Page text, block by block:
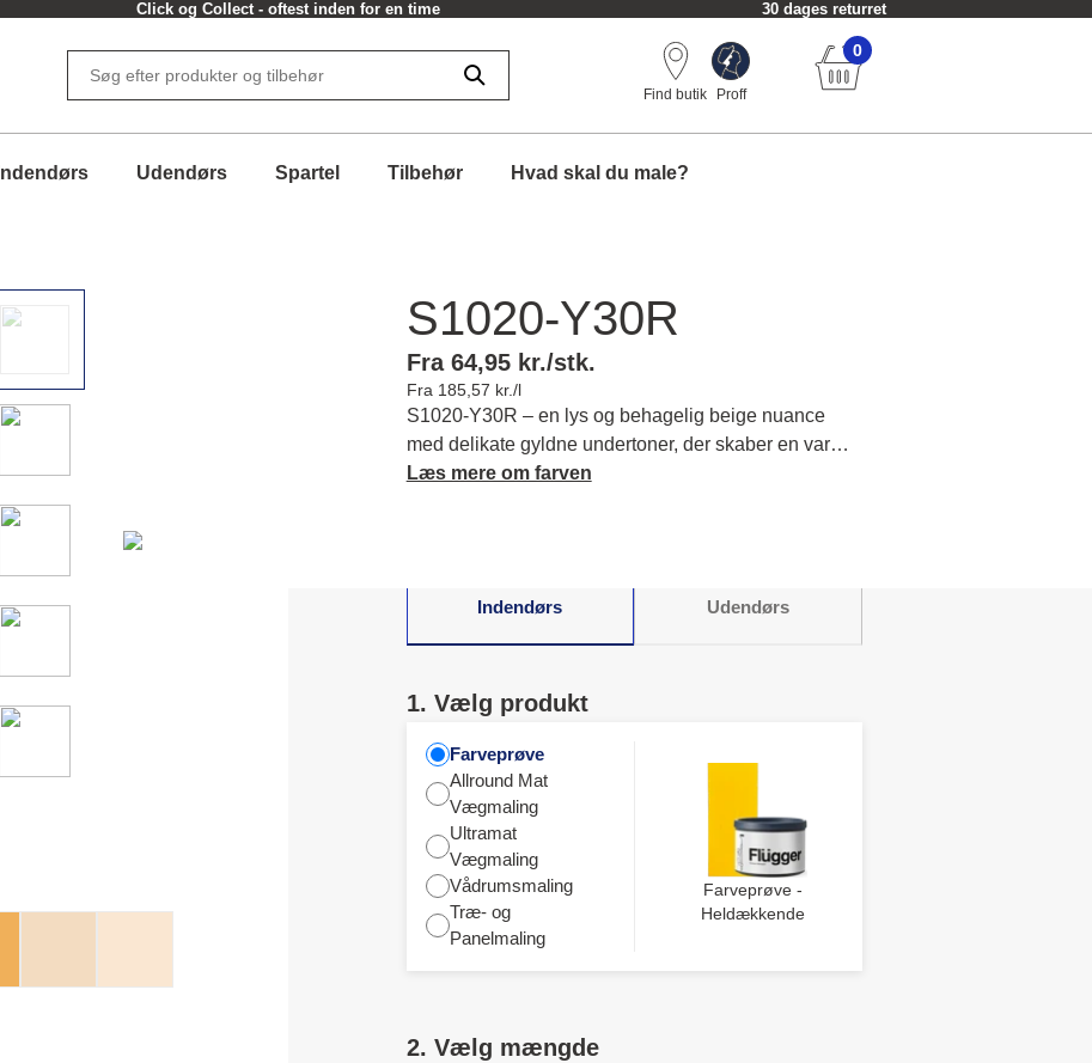
Click og Collect - oftest inden for en time 30 dages returret
Find butik Proff
0
Indendørs Udendørs Spartel Tilbehør Hvad skal du male?
S1020-Y30R
Fra 64,95 kr./stk.
Fra 185,57 kr./l
S1020-Y30R – en lys og behagelig beige nuance
med delikate gyldne undertoner, der skaber en varm
og indbydende stemning i rum, hvor du ønsker et lyst
Læs mere om farven
Indendørs Udendørs
1. Vælg produkt
Farveprøve
Allround Mat
Vægmaling
Ultramat
Vægmaling
Vådrumsmaling
Træ- og
Panelmaling
Farveprøve -
Heldækkende
2. Vælg mængde